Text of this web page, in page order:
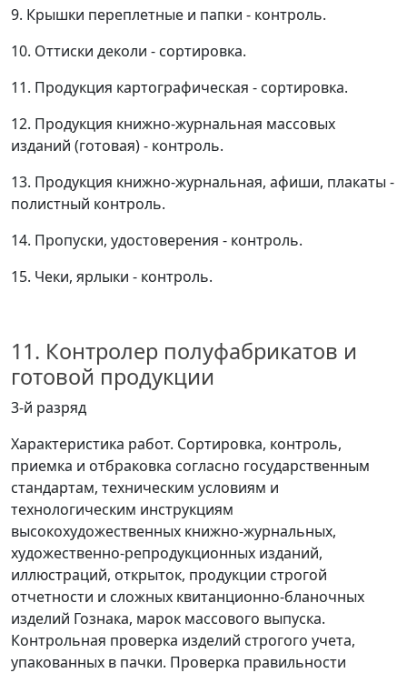
9. Крышки переплетные и папки - контроль.
10. Оттиски деколи - сортировка.
11. Продукция картографическая - сортировка.
12. Продукция книжно-журнальная массовых
изданий (готовая) - контроль.
13. Продукция книжно-журнальная, афиши, плакаты -
полистный контроль.
14. Пропуски, удостоверения - контроль.
15. Чеки, ярлыки - контроль.
11. Контролер полуфабрикатов и
готовой продукции
3-й разряд
Характеристика работ. Сортировка, контроль,
приемка и отбраковка согласно государственным
стандартам, техническим условиям и
технологическим инструкциям
высокохудожественных книжно-журнальных,
художественно-репродукционных изданий,
иллюстраций, открыток, продукции строгой
отчетности и сложных квитанционно-бланочных
изделий Гознака, марок массового выпуска.
Контрольная проверка изделий строгого учета,
упакованных в пачки. Проверка правильности